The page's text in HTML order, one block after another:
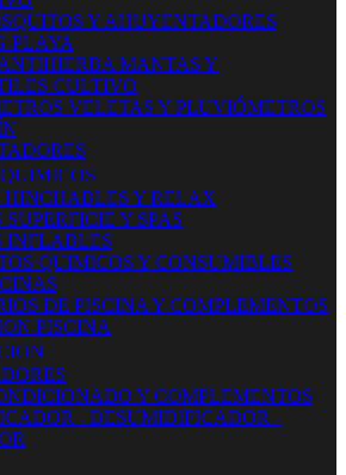
Y AHUYENTADORES
PLAYA
MANTAS Y
CULTIVO
VELETAS Y PLUVIÓMETROS
HINCHABLES Y RELAX
Y SPAS
INFLABLES
QUIMICOS Y CONSUMIBLES
DE PISCINA Y COMPLEMENTOS
PISCINA
Y COMPLEMENTOS
- DESUMIDIFICADOR -